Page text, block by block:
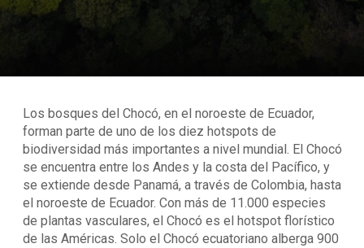
Los bosques del Chocó, en el noroeste de Ecuador,
forman parte de uno de los diez hotspots de
biodiversidad más importantes a nivel mundial. El Chocó
se encuentra entre los Andes y la costa del Pacífico, y
se extiende desde Panamá, a través de Colombia, hasta
el noroeste de Ecuador. Con más de 11.000 especies
de plantas vasculares, el Chocó es el hotspot florístico
de las Américas. Solo el Chocó ecuatoriano alberga 900